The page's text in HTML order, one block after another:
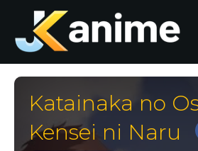
Katainaka no
Kensei ni Naru